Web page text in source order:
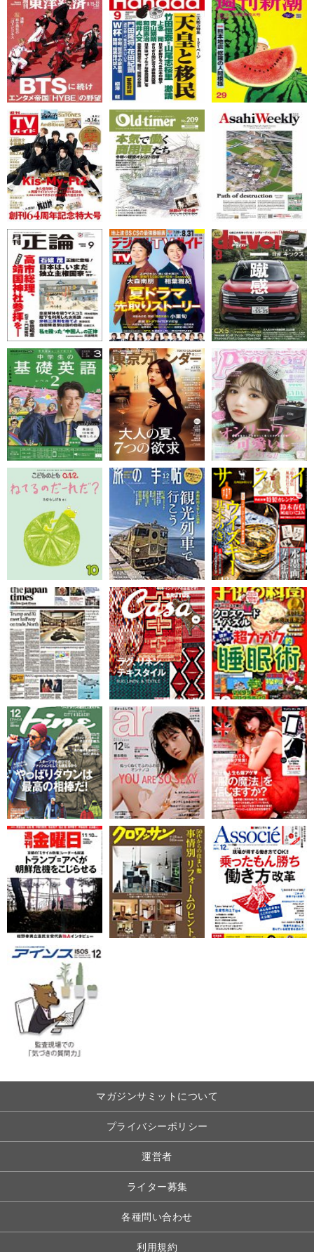
マガジンサミットについて
プライバシーポリシー
運営者
ライター募集
各種問い合わせ
利用規約